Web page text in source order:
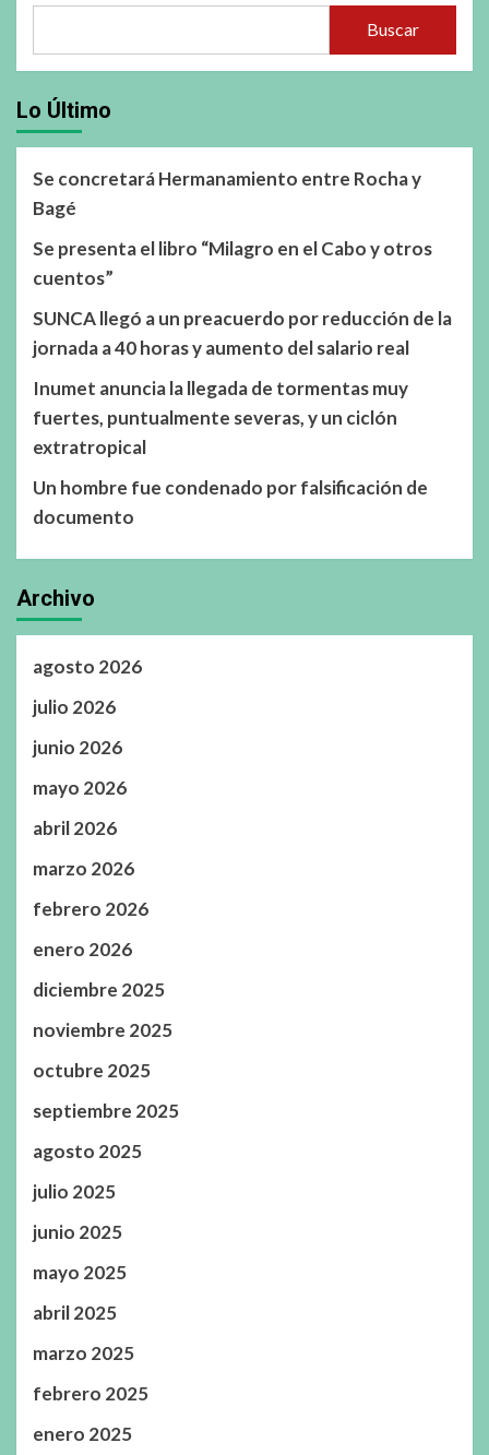
Buscar
Lo Último
Se concretará Hermanamiento entre Rocha y
Bagé
Se presenta el libro “Milagro en el Cabo y otros
cuentos”
SUNCA llegó a un preacuerdo por reducción de la
jornada a 40 horas y aumento del salario real
Inumet anuncia la llegada de tormentas muy
fuertes, puntualmente severas, y un ciclón
extratropical
Un hombre fue condenado por falsificación de
documento
Archivo
agosto 2026
julio 2026
junio 2026
mayo 2026
abril 2026
marzo 2026
febrero 2026
enero 2026
diciembre 2025
noviembre 2025
octubre 2025
septiembre 2025
agosto 2025
julio 2025
junio 2025
mayo 2025
abril 2025
marzo 2025
febrero 2025
enero 2025